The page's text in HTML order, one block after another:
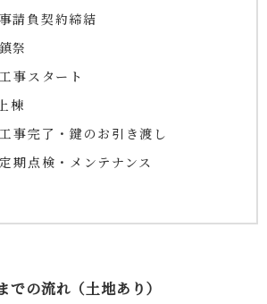
請負契約締結
祭
事スタート
棟
事完了・鍵のお引き渡し
期点検・メンテナンス
での流れ（土地あり）